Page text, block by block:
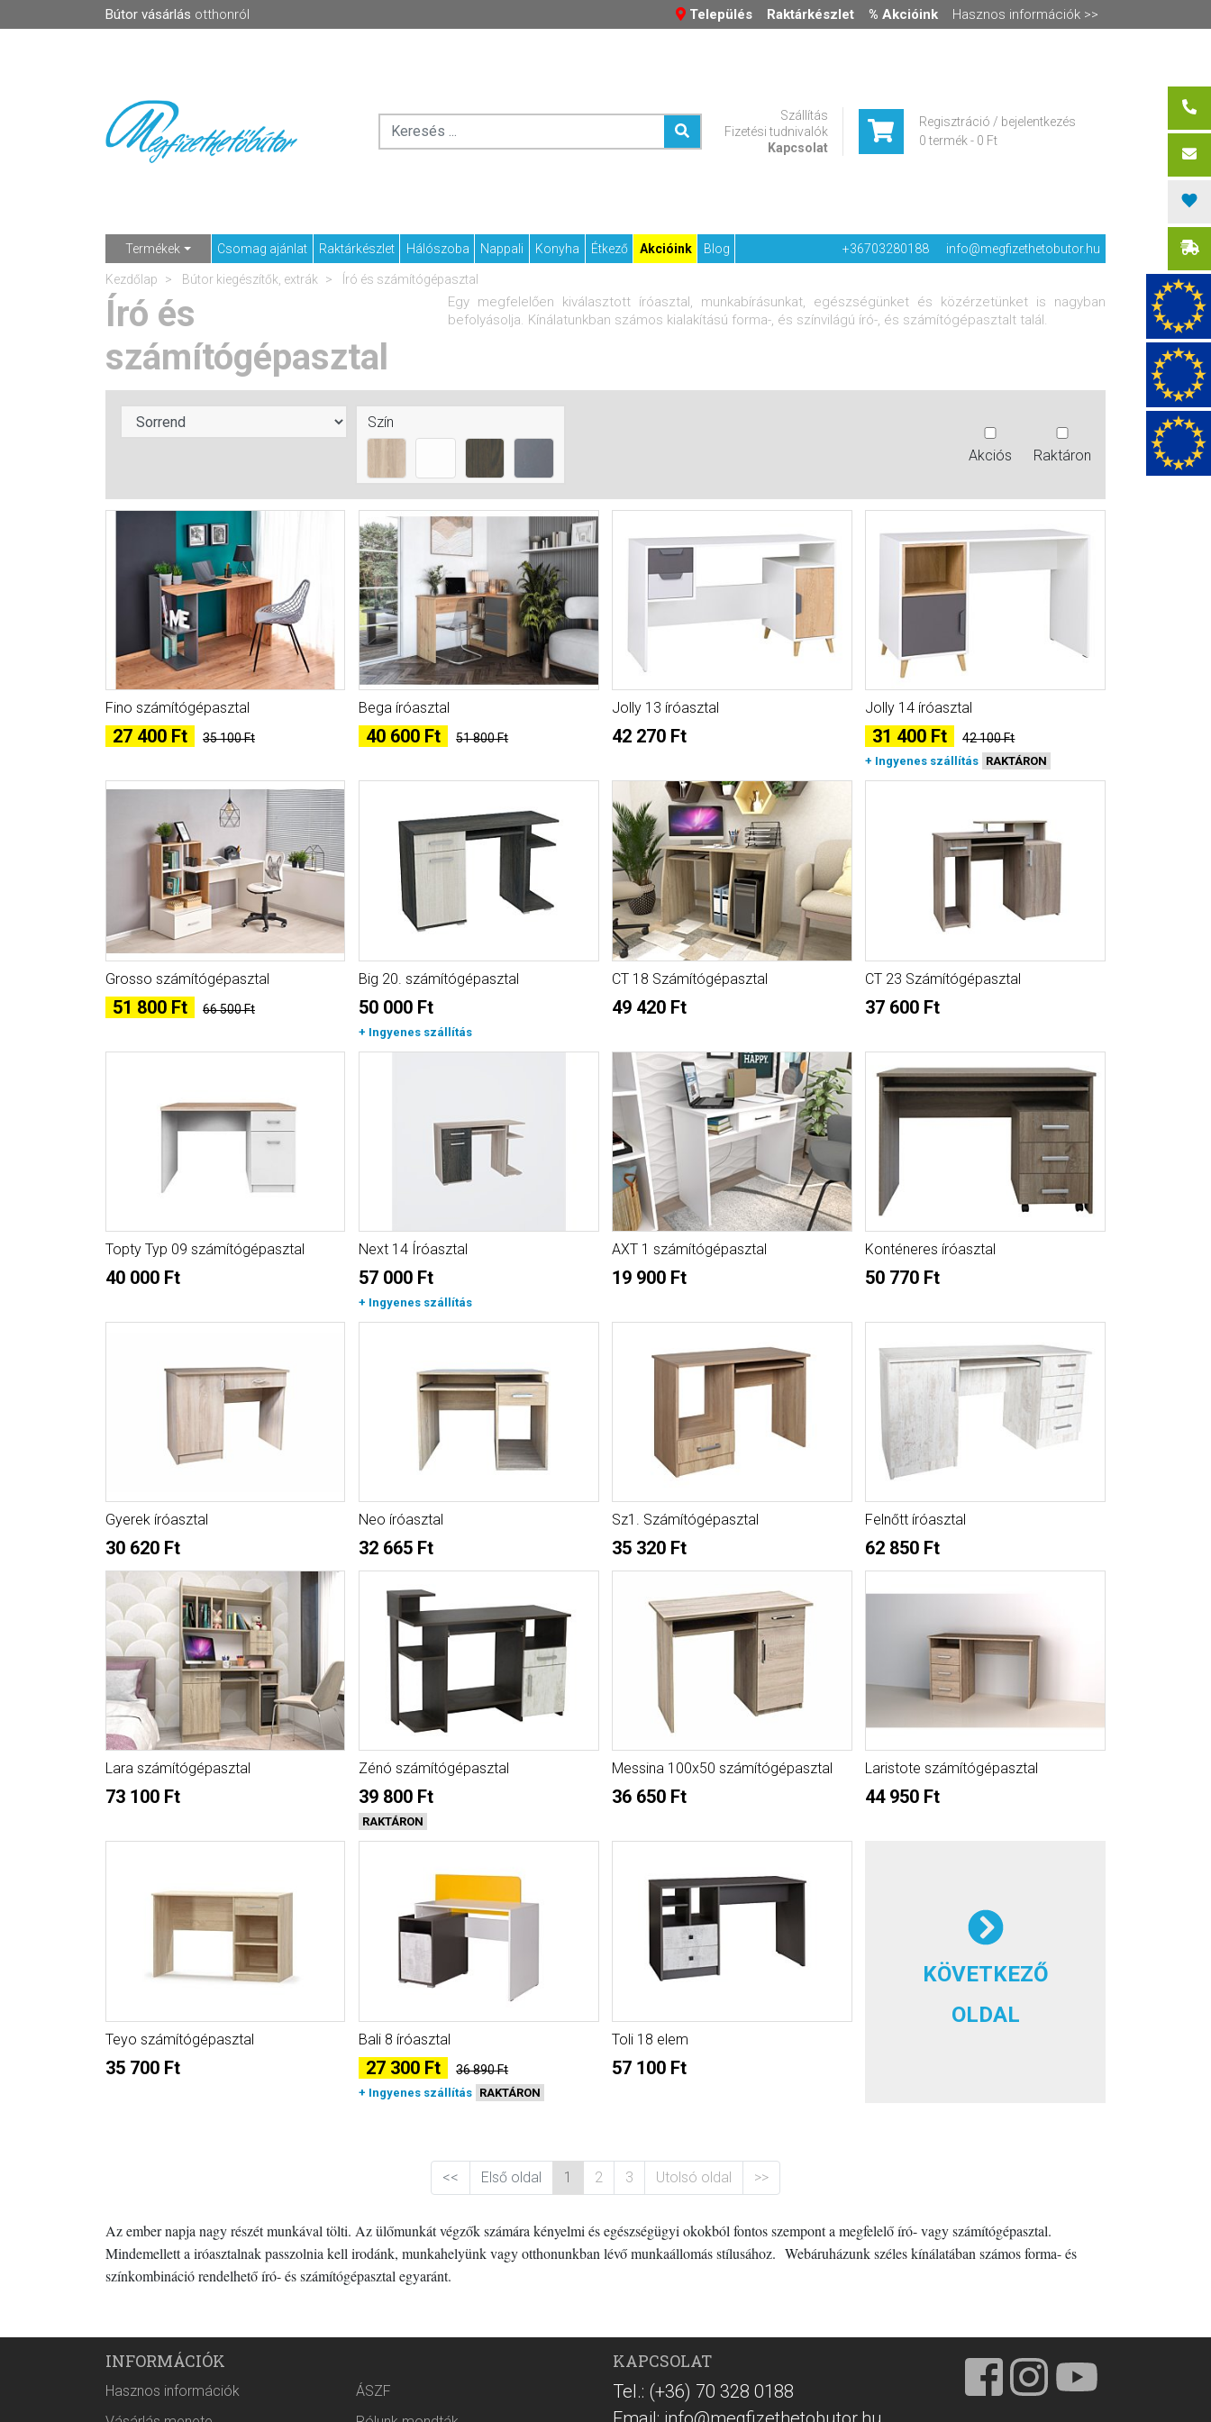
Bútor vásárlás otthonról Település Raktárkészlet % Akcióink Hasznos információk >>
Szállítás
Fizetési tudnivalók
Kapcsolat
Regisztráció / bejelentkezés
0 termék- 0 Ft
Termékek Csomag ajánlat Raktárkészlet Hálószoba Nappali Konyha Étkező Akcióink Blog +36703280188 info@megfizethetobutor.hu
Kezdőlap Bútor kiegészítők, extrák Író és számítógépasztal
Író és
számítógépasztal
Egy megfelelően kiválasztott íróasztal, munkabírásunkat, egészségünket és közérzetünket is nagyban
befolyásolja. Kínálatunkban számos kialakítású forma-, és színvilágú író-, és számítógépasztalt talál.
Szín
Akciós
Raktáron
Fino számítógépasztal
27 400 Ft 35 100 Ft
Bega íróasztal
40 600 Ft 51 800 Ft
Jolly 13 íróasztal
42 270 Ft
Jolly 14 íróasztal
31 400 Ft 42 100 Ft
+ Ingyenes szállítás RAKTÁRON
Grosso számítógépasztal
51 800 Ft 66 500 Ft
Big 20. számítógépasztal
50 000 Ft
+ Ingyenes szállítás
CT 18 Számítógépasztal
49 420 Ft
CT 23 Számítógépasztal
37 600 Ft
Topty Typ 09 számítógépasztal
40 000 Ft
Next 14 Íróasztal
57 000 Ft
+ Ingyenes szállítás
AXT 1 számítógépasztal
19 900 Ft
Konténeres íróasztal
50 770 Ft
Gyerek íróasztal
30 620 Ft
Neo íróasztal
32 665 Ft
Sz1. Számítógépasztal
35 320 Ft
Felnőtt íróasztal
62 850 Ft
Lara számítógépasztal
73 100 Ft
Zénó számítógépasztal
39 800 Ft
RAKTÁRON
Messina 100x50 számítógépasztal
36 650 Ft
Laristote számítógépasztal
44 950 Ft
Teyo számítógépasztal
35 700 Ft
Bali 8 íróasztal
27 300 Ft 36 890 Ft
+ Ingyenes szállítás RAKTÁRON
Toli 18 elem
57 100 Ft
KÖVETKEZŐ
OLDAL
<< Első oldal 1 2 3 Utolsó oldal >>
Az ember napja nagy részét munkával tölti. Az ülőmunkát végzők számára kényelmi és egészségügyi okokból fontos szempont a megfelelő író- vagy számítógépasztal.
Mindemellett a iróasztalnak passzolnia kell irodánk, munkahelyünk vagy otthonunkban lévő munkaállomás stílusához. Webáruházunk széles kínálatában számos forma- és
színkombináció rendelhető író- és számítógépasztal egyaránt.
INFORMÁCIÓK
Hasznos információk
ÁSZF
KAPCSOLAT
Tel.: (+36) 70 328 0188